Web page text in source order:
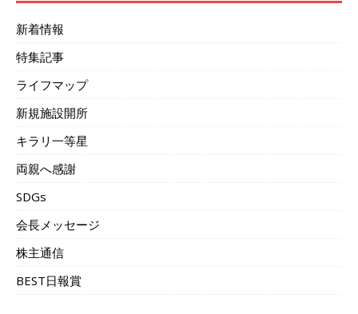
新着情報
特集記事
ライフマップ
新規施設開所
キラリ一等星
両親へ感謝
SDGs
会長メッセージ
株主通信
BEST日報賞